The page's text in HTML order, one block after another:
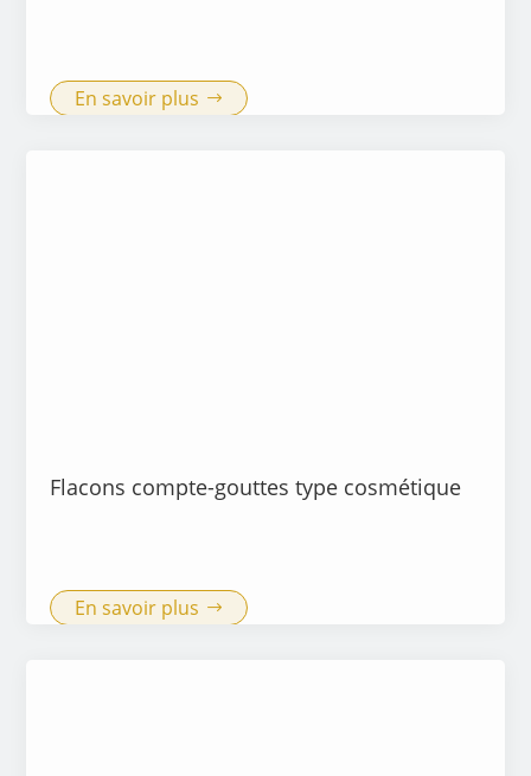
En savoir plus
Flacons compte-gouttes type cosmétique
En savoir plus